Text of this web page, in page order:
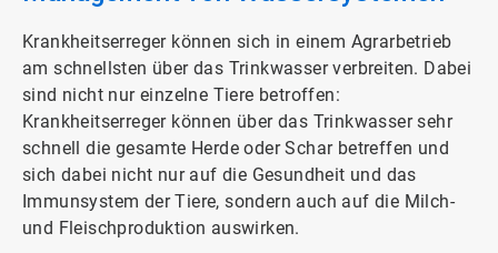
Krankheitserreger können sich in einem Agrarbetrieb
am schnellsten über das Trinkwasser verbreiten. Dabei
sind nicht nur einzelne Tiere betroffen:
Krankheitserreger können über das Trinkwasser sehr
schnell die gesamte Herde oder Schar betreffen und
sich dabei nicht nur auf die Gesundheit und das
Immunsystem der Tiere, sondern auch auf die Milch-
und Fleischproduktion auswirken.